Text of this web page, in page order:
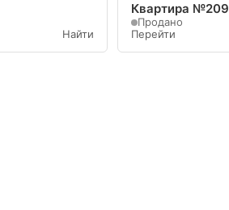
Найти
Квартира №209
Продано
Перейти